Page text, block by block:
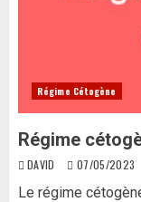
Régime Cétogène
Régime
DAVID 07/05/2023
Le régime